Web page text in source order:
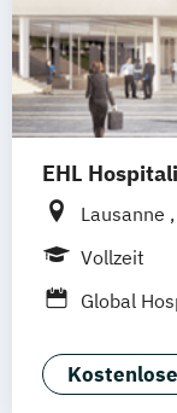
EHL
Lausanne
Vollzeit
Global
(DE/EN)